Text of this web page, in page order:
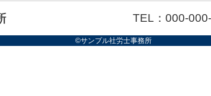
TEL：000-
©サンプル社労士事務所